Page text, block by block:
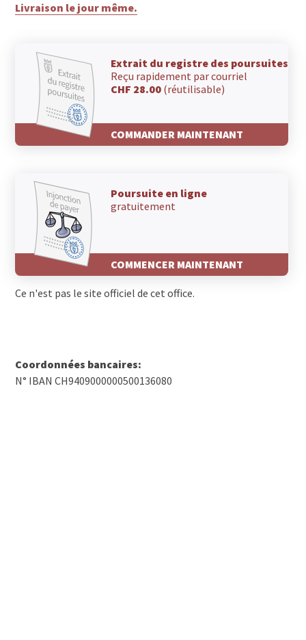
Livraison le jour même.
Extrait du registre des poursuites
Reçu rapidement par courriel
CHF 28.00 (réutilisable)
COMMANDER MAINTENANT
Poursuite en ligne
gratuitement
COMMENCER MAINTENANT
Ce n'est pas le site officiel de cet office.
Coordonnées bancaires:
N° IBAN CH9409000000500136080